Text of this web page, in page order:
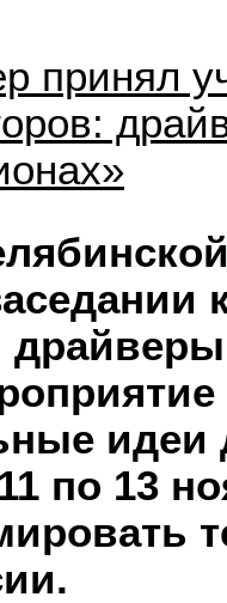
принял
идеи
по 13